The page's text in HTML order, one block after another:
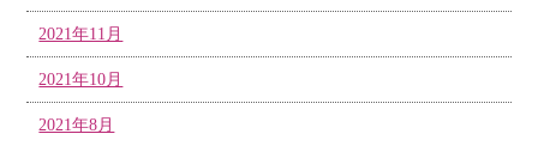
2021年11月
2021年10月
2021年8月